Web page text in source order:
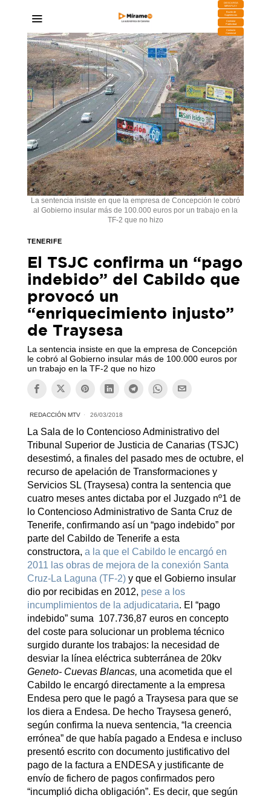
DESCARGA
MIRAPLAY
Buzón de
Sugerencias
Contratar
Publicidad
Contacto
Comercial
La sentencia insiste en que la empresa de Concepción le cobró
al Gobierno insular más de 100.000 euros por un trabajo en la
TF-2 que no hizo
TENERIFE
El TSJC confirma un “pago
indebido” del Cabildo que
provocó un
“enriquecimiento injusto”
de Traysesa
La sentencia insiste en que la empresa de Concepción
le cobró al Gobierno insular más de 100.000 euros por
un trabajo en la TF-2 que no hizo
REDACCIÓN MTV 26/03/2018
La Sala de lo Contencioso Administrativo del
Tribunal Superior de Justicia de Canarias (TSJC)
desestimó, a finales del pasado mes de octubre, el
recurso de apelación de Transformaciones y
Servicios SL (Traysesa) contra la sentencia que
cuatro meses antes dictaba por el Juzgado nº1 de
lo Contencioso Administrativo de Santa Cruz de
Tenerife, confirmando así un “pago indebido” por
parte del Cabildo de Tenerife a esta
constructora, a la que el Cabildo le encargó en
2011 las obras de mejora de la conexión Santa
Cruz-La Laguna (TF-2)y que el Gobierno insular
dio por recibidas en 2012, pese a los
incumplimientos de la adjudicataria. El “pago
indebido” suma 107.736,87 euros en concepto
del coste para solucionar un problema técnico
surgido durante los trabajos: la necesidad de
desviar la línea eléctrica subterránea de 20kv
Geneto- Cuevas Blancas, una acometida que el
Cabildo le encargó directamente a la empresa
Endesa pero que le pagó a Traysesa para que se
los diera a Endesa. De hecho Traysesa generó,
según confirma la nueva sentencia, “la creencia
errónea” de que había pagado a Endesa e incluso
presentó escrito con documento justificativo del
pago de la factura a ENDESA y justificante de
envío de fichero de pagos confirmados pero
“incumplió dicha obligación”. Es decir, que según